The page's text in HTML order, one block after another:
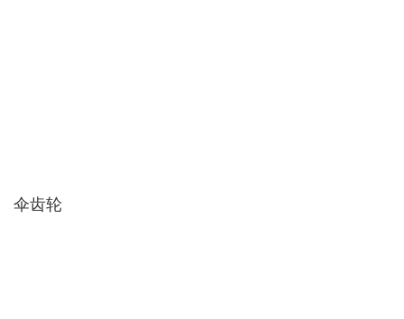
伞齿轮